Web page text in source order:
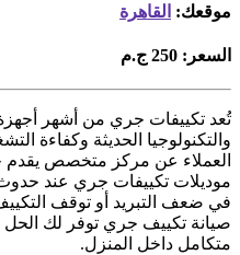
موقعك: القاهرة
السعر: 250 ج.م
تُعد تكييفات جري من أشهر أجهزة
والتكنولوجيا الحديثة وكفاءة
العملاء عن مركز متخصص يقدم
موديلات تكييفات جري عند
في ضعف التبريد أو توقف
صيانة تكييف جري توفر لك
متكامل داخل المنزل.